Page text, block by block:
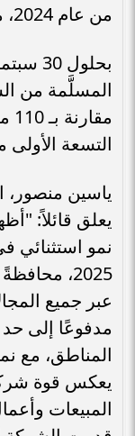
من عام 2024، مع هامش ربح صافي بلغ 14٪.
التسعة الأولى من
ياسين منصور،
يعلق قائلاً:
نمو استثنائي
2025،
عبر جميع
مدفوعًا إلى حد
يعكس قوة
المبيعات